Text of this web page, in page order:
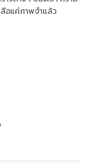
อแค่ภาพจำแล้ว